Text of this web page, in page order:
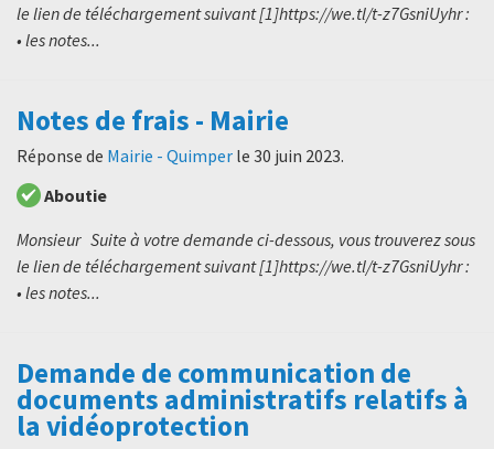
le lien de téléchargement suivant [1]https://we.tl/t-z7GsniUyhr :
• les notes...
Notes de frais - Mairie
Réponse de Mairie - Quimper le 30 juin 2023.
Aboutie
Monsieur Suite à votre demande ci-dessous, vous trouverez sous
le lien de téléchargement suivant [1]https://we.tl/t-z7GsniUyhr :
• les notes...
Demande de communication de
documents administratifs relatifs à
la vidéoprotection